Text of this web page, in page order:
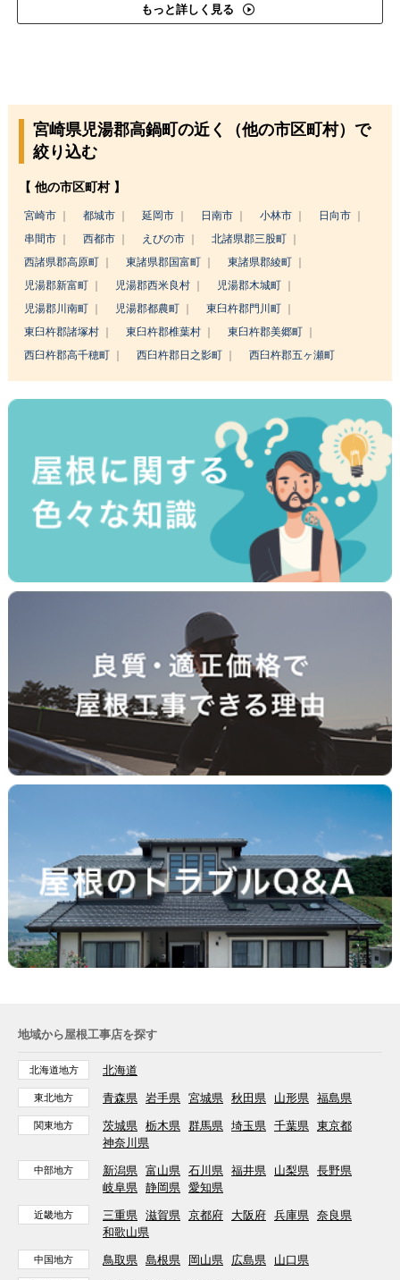
もっと詳しく見る
宮崎県児湯郡高鍋町の近く（他の市区町村）で
絞り込む
【 他の市区町村 】
宮崎市 都城市 延岡市 日南市 小林市
日向市
串間市
西都市 えびの市
北諸県郡三股町
西諸県郡高原町
東諸県郡国富町
東諸県郡綾町
児湯郡新富町
児湯郡西米良村
児湯郡木城町
児湯郡川南町
児湯郡都農町
東臼杵郡門川町
東臼杵郡諸塚村
東臼杵郡椎葉村
東臼杵郡美郷町
西臼杵郡高千穂町
西臼杵郡日之影町 西臼杵郡五ヶ瀬町
地域から屋根工事店を探す
北海道地方 北海道
東北地方 青森県 岩手県 宮城県 秋田県 山形県 福島県
関東地方 茨城県 栃木県 群馬県 埼玉県 千葉県 東京都
神奈川県
中部地方 新潟県 富山県 石川県 福井県 山梨県 長野県
岐阜県 静岡県 愛知県
近畿地方 三重県 滋賀県 京都府 大阪府 兵庫県 奈良県
和歌山県
中国地方 鳥取県 島根県 岡山県 広島県 山口県